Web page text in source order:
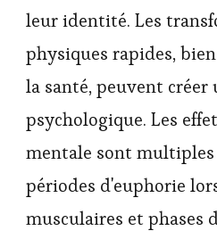
leur identité. Les
physiques rapides,
la santé, peuvent créer
psychologique. Les
mentale sont multiples
périodes d'euphorie
musculaires et phases